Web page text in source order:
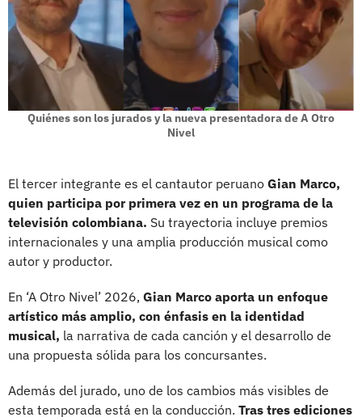
Quiénes son los jurados y la nueva presentadora de A Otro
Nivel
El tercer integrante es el cantautor peruano Gian Marco,
quien participa por primera vez en un programa de la
televisión colombiana. Su trayectoria incluye premios
internacionales y una amplia producción musical como
autor y productor.
En ‘A Otro Nivel’ 2026, Gian Marco aporta un enfoque
artístico más amplio, con énfasis en la identidad
musical, la narrativa de cada canción y el desarrollo de
una propuesta sólida para los concursantes.
Además del jurado, uno de los cambios más visibles de
esta temporada está en la conducción. Tras tres ediciones